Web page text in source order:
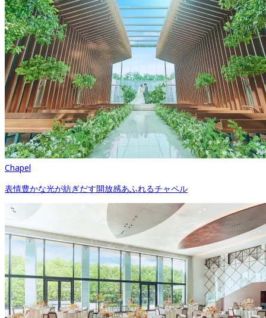
Chapel
表情豊かな光が紡ぎだす開放感あふれるチャペル